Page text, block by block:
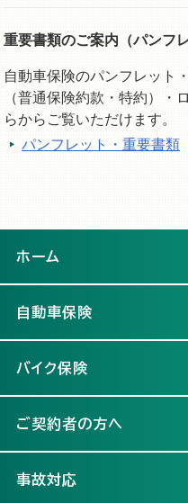
重要書類のご案内（パンフ
自動車保険のパンフレット
（普通保険約款・特約）・
らからご覧いただけます。
パンフレット・重要書類
ホーム
自動車保険
バイク保険
ご契約者の方へ
事故対応